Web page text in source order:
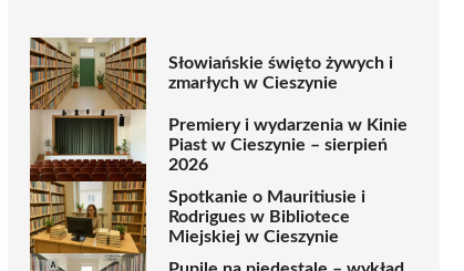
Słowiańskie święto żywych i
zmarłych w Cieszynie
Premiery i wydarzenia w Kinie
Piast w Cieszynie – sierpień
2026
Spotkanie o Mauritiusie i
Rodrigues w Bibliotece
Miejskiej w Cieszynie